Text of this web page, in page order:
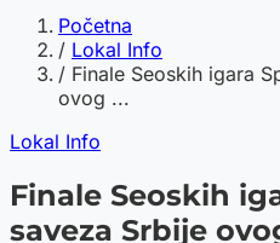
Početna
/ Lokal Info
/ Finale Seoskih igara
ovog ...
Lokal Info
Finale Seoskih
saveza Srbije